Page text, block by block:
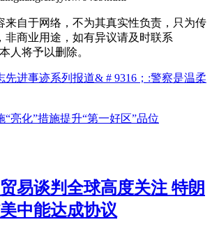
来自于网络，不为其真实性负责，只为传
非商业用途，如有异议请及时联系
人将予以删除。
先进事迹系列报道& # 9316；:警察是温柔
“亮化”措施提升“第一好区”品位
易谈判全球高度关注 特朗
中能达成协议